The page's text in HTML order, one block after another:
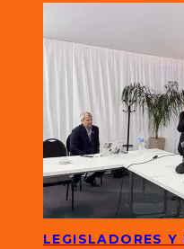
LEGISLADORES